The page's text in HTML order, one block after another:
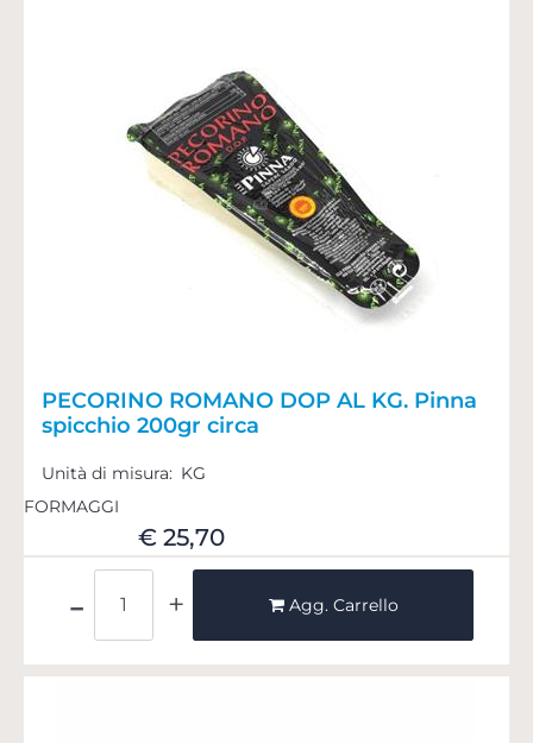
PECORINO ROMANO DOP AL KG. Pinna
spicchio 200gr circa
Unità di misura: KG
FORMAGGI
€ 25,70
Agg. Carrello